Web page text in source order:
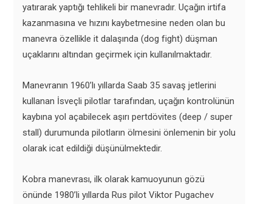
yatırarak yaptığı tehlikeli bir manevradır. Uçağın irtifa
kazanmasına ve hızını kaybetmesine neden olan bu
manevra özellikle it dalaşında (dog fight) düşman
uçaklarını altından geçirmek için kullanılmaktadır.
Manevranın 1960’lı yıllarda Saab 35 savaş jetlerini
kullanan İsveçli pilotlar tarafından, uçağın kontrolünün
kaybına yol açabilecek aşırı pertdövites (deep / super
stall) durumunda pilotların ölmesini önlemenin bir yolu
olarak icat edildiği düşünülmektedir.
Kobra manevrası, ilk olarak kamuoyunun gözü
önünde 1980’li yıllarda Rus pilot Viktor Pugachev